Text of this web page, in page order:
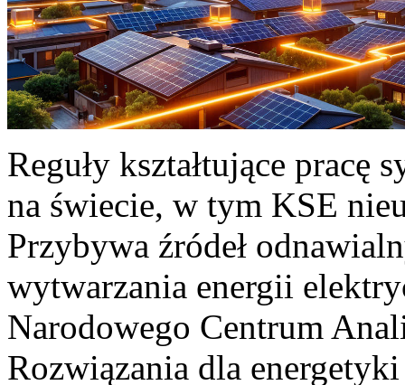
Reguły kształtujące pracę
na świecie, w tym KSE
Przybywa źródeł
wytwarzania energii
Narodowego Centrum
Rozwiązania dla